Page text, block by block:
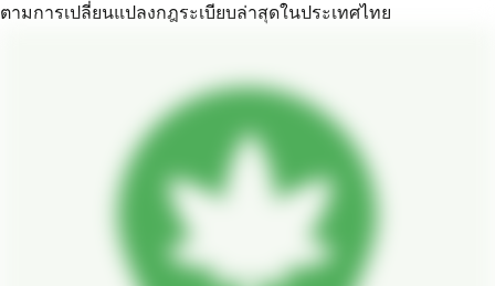
ตามการเปลี่ยนแปลงกฎระเบียบล่าสุดในประเทศไทย